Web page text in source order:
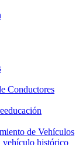
Conductores
de Vehículos
vehículo histórico